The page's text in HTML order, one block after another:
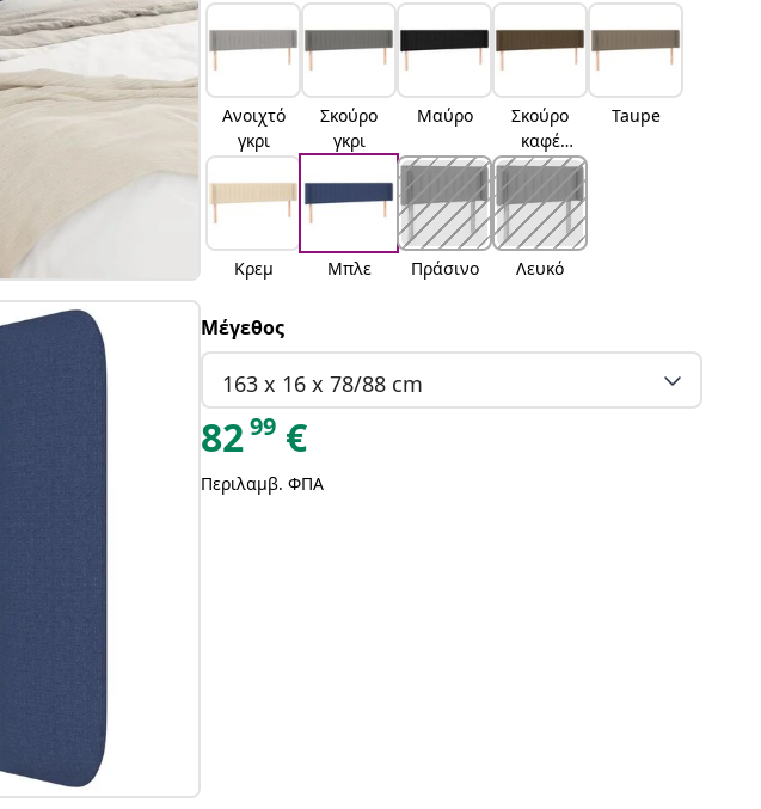
Ανοιχτό
γκρι
Σκούρο
γκρι
Μαύρο
Σκούρο
καφέ
Σκούρο
Taupe
Κρεμ Μπλε Πράσινο Λευκό
Μέγεθος
163 x 16 x 78/88 cm
8299 €
Περιλαμβ. ΦΠΑ